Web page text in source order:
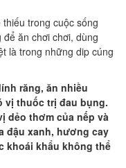
trong cuộc sống
ăn chơi chơi, dùng
là trong những dip cúng
răng, ăn nhiều
vị thuốc trị đau bụng.
dẻo thơm của nếp và
đậu xanh, hương cay
khoái khẩu không thể